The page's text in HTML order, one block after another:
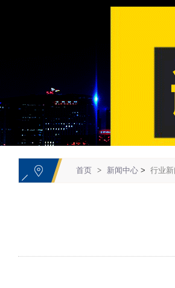
1
首页 > 新闻中心 > 行业新